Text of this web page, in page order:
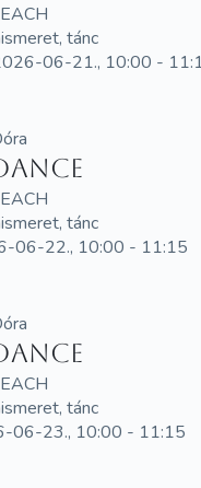
tánc
06-21., 10:00 -
tánc
06-22., 10:00 - 11:15
tánc
06-23., 10:00 - 11:15